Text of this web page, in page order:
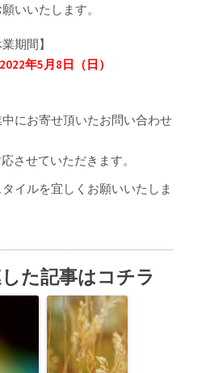
いいたします。
期間】
年5月8日（日）
にお寄せ頂いたお問い合わせ
させていただきます。
イルを宜しくお願いいたしま
た記事はコチラ